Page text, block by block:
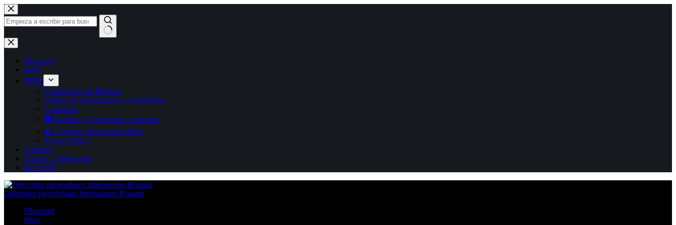
Saltar
al
contenido
Sin
resultados
[Housint]
Blog
INFO
Condiciones de Registro
Política de devoluciones y reembolsos
Categorías
🛡️ Normas y Condiciones Generales
🧩 Consejos para crear tu ficha
Privacy Policy
Contacto
Agregar al Directorio
Mi cuenta
Directorio proveedores Interiorismo Housint
[Housint]
Blog